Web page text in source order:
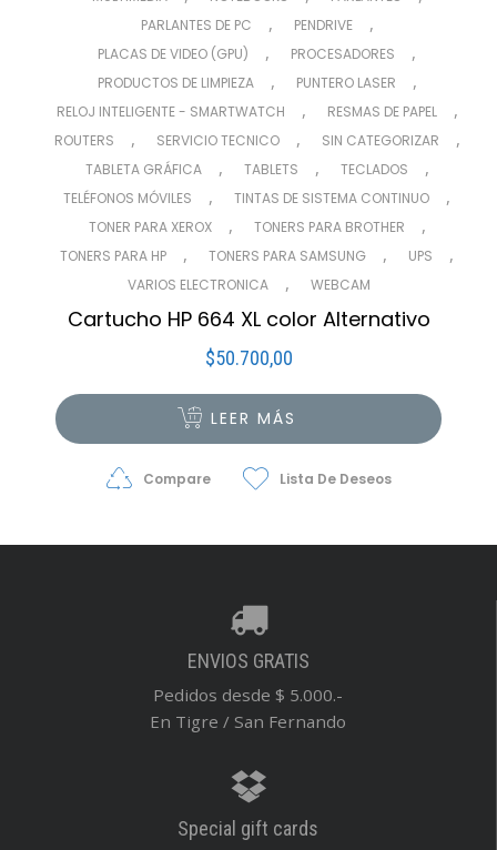
PARLANTES DE PC , PENDRIVE ,
PLACAS DE VIDEO (GPU) , PROCESADORES ,
PRODUCTOS DE LIMPIEZA , PUNTERO LASER ,
RELOJ INTELIGENTE - SMARTWATCH , RESMAS DE PAPEL ,
ROUTERS , SERVICIO TECNICO , SIN CATEGORIZAR ,
TABLETA GRÁFICA , TABLETS , TECLADOS ,
TELÉFONOS MÓVILES , TINTAS DE SISTEMA CONTINUO ,
TONER PARA XEROX , TONERS PARA BROTHER ,
TONERS PARA HP , TONERS PARA SAMSUNG , UPS ,
VARIOS ELECTRONICA , WEBCAM
Cartucho HP 664 XL color Alternativo
$50.700,00
LEER MÁS
Compare Lista De Deseos
ENVIOS GRATIS
Pedidos desde $ 5.000.-
En Tigre / San Fernando
Special gift cards